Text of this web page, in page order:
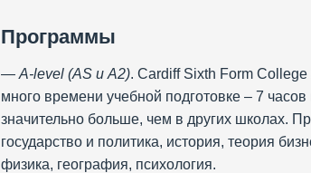
Программы
— A-level (AS и A2). Cardiff Sixth Form College
много времени учебной подготовке – 7
значительно больше, чем в других школах.
государство и политика, история, теория
физика, география, психология.